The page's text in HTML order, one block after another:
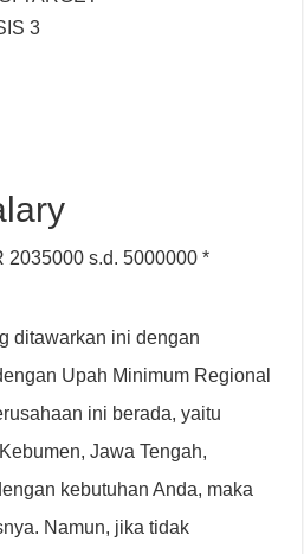
3
2035000 s.d. 5000000 *
ditawarkan ini dengan
Upah Minimum Regional
ini berada, yaitu
Jawa Tengah,
kebutuhan Anda, maka
Namun, jika tidak